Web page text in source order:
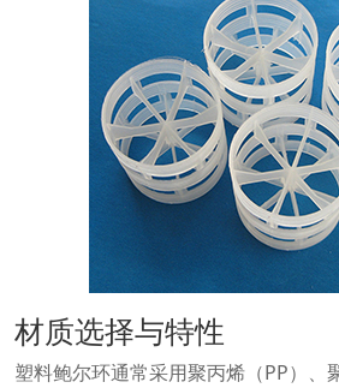
材质选择与特性
塑料鲍尔环通常采用聚丙烯（PP）、